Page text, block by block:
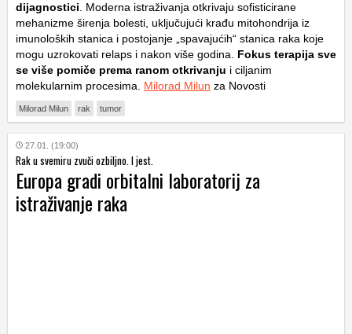
dijagnostici . Moderna istraživanja otkrivaju sofisticirane
mehanizme širenja bolesti, uključujući krađu mitohondrija iz
imunoloških stanica i postojanje „spavajućih“ stanica raka koje
mogu uzrokovati relaps i nakon više godina. Fokus terapija sve
se više pomiče prema ranom otkrivanju i ciljanim
molekularnim procesima. Milorad Milun za Novosti
Milorad Milun rak tumor
27.01. (19:00)
Rak u svemiru zvuči ozbiljno. I jest.
Europa gradi orbitalni laboratorij za
istraživanje raka